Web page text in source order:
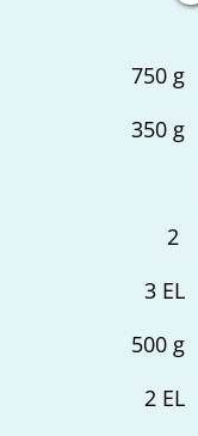
750g
350g
2
3EL
500g
2EL